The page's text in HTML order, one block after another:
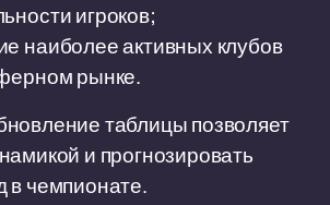
игроков;
наиболее активных клубов
рынке.
таблицы позволяет
и прогнозировать
в чемпионате.